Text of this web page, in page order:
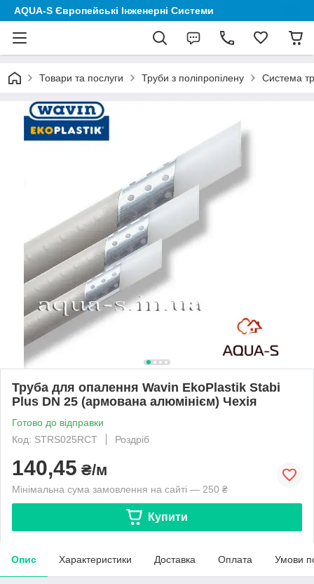
AQUA-S Європейські Інженерні Системи
Товари та послуги Труби з поліпропілену Система
Труба для опалення Wavin EkoPlastik Stabi
Plus DN 25 (армована алюмінієм) Чехія
Готово до відправки
Код: STRS025RCT
Роздріб
140,45 ₴/м
Мінімальна сума замовлення на сайті — 250 ₴
Купити
Опис Характеристики Доставка Оплата Умови